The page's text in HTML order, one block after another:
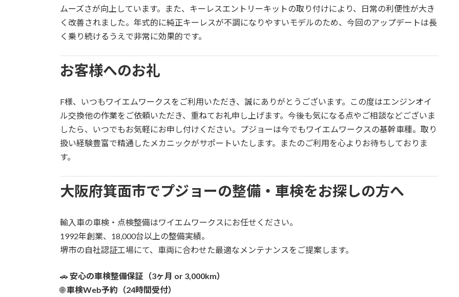
ムーズさが向上しています。また、キーレスエントリーキットの取り付けにより、日常の利便性が大き
く改善されました。年式的に純正キーレスが不調になりやすいモデルのため、今回のアップデートは長
く乗り続けるうえで非常に効果的です。
お客様へのお礼
F様、いつもワイエムワークスをご利用いただき、誠にありがとうございます。この度はエンジンオイ
ル交換他の作業をご依頼いただき、重ねてお礼申し上げます。今後も気になる点やご相談などございま
したら、いつでもお気軽にお申し付けください。プジョーは今でもワイエムワークスの基幹車種。取り
扱い経験豊富で精通したメカニックがサポートいたします。またのご利用を心よりお待ちしておりま
す。
大阪府箕面市でプジョーの整備・車検をお探しの方へ
輸入車の車検・点検整備はワイエムワークスにお任せください。
1992年創業、18,000台以上の整備実績。
堺市の自社認証工場にて、車両に合わせた最適なメンテナンスをご提案します。
🚗 安心の車検整備保証（3ヶ月 or 3,000km）
🌐車検Web予約（24時間受付）